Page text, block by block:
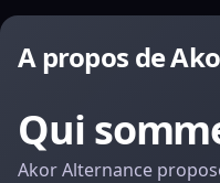
A propos de
Qui
Akor Alternance